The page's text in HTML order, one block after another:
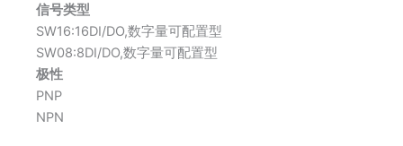
信号类型
SW16:16DI/DO,数字量可配置型
SW08:8DI/DO,数字量可配置型
极性
PNP
NPN